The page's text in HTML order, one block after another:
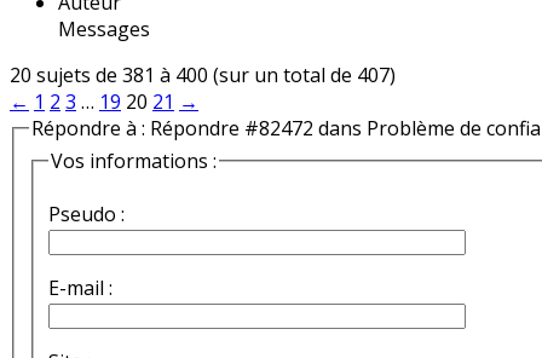
Messages
20 sujets de 381 à 400 (sur un total de 407)
← 1 2 3 … 19 20 21 →
Répondre à : Répondre #82472 dans Problème de
Vos informations :
Pseudo :
E-mail :